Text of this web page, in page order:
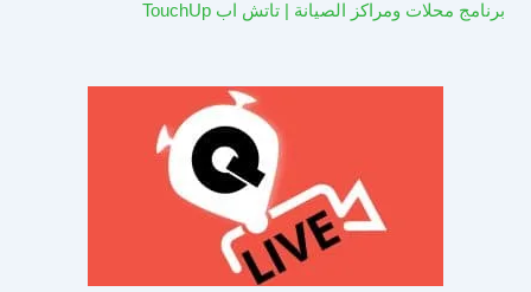
برنامج محلات ومراكز الصيانة | تاتش اب TouchUp